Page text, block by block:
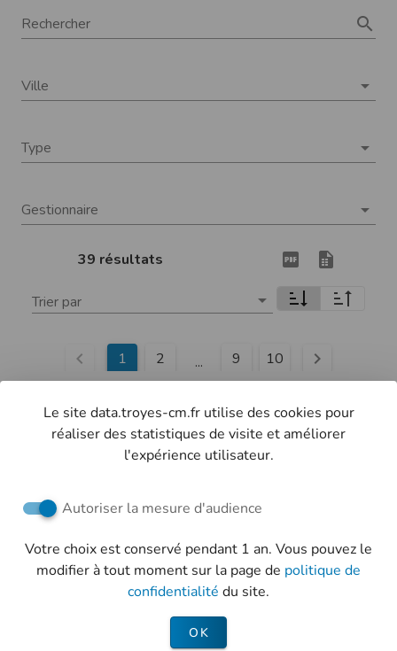
retourner à la liste
Retrouvez-nous sur les réseaux sociaux
Troyes Champagne Métropole
Ville de Troyes
Politique de confidentialité
Le site data.troyes-cm.fr utilise des cookies pour
réaliser des statistiques de visite et améliorer
l'expérience utilisateur.
Autoriser la mesure d'audience
Votre choix est conservé pendant 1 an. Vous pouvez le
modifier à tout moment sur la page de politique de
confidentialité du site.
OK